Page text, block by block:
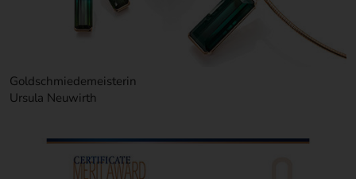
Goldschmiedemeisterin
Ursula Neuwirth